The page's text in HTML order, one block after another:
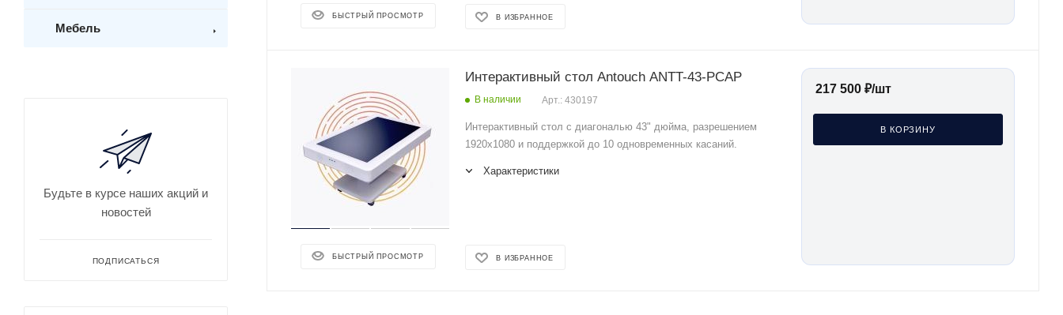
БЫСТРЫЙ ПРОСМОТР В ИЗБРАННОЕ
БЫСТРЫЙ ПРОСМОТР
Интерактивный стол Antouch ANTT-43-PCAP
В наличии Арт.: 430197
Интерактивный стол с диагональю 43" дюйма, разрешением
1920x1080 и поддержкой до 10 одновременных касаний.
Характеристики
В ИЗБРАННОЕ
217 500 ₽/шт
В КОРЗИНУ
Мебель
Будьте в курсе наших акций и
новостей
ПОДПИСАТЬСЯ